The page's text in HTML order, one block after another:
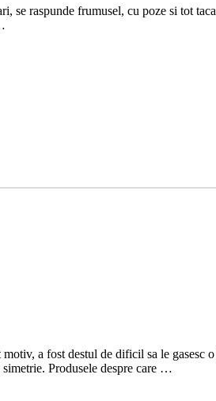
se raspunde frumusel, cu poze si tot
a fost destul de dificil sa le
Produsele despre care …